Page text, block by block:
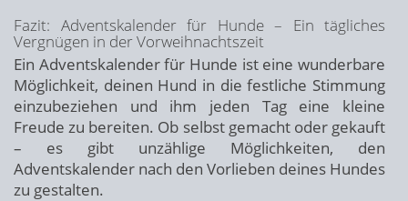
Fazit: Adventskalender für Hunde – Ein tägliches
Vergnügen in der Vorweihnachtszeit
Ein Adventskalender für Hunde ist eine wunderbare
Möglichkeit, deinen Hund in die festliche Stimmung
einzubeziehen und ihm jeden Tag eine kleine
Freude zu bereiten. Ob selbst gemacht oder gekauft
– es gibt unzählige Möglichkeiten, den
Adventskalender nach den Vorlieben deines Hundes
zu gestalten.